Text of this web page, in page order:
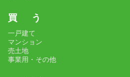
買 う
一戸建て
マンション
売土地
事業用・その他